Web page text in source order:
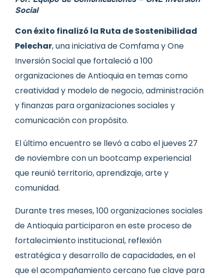
Social
Con éxito finalizó la Ruta de Sostenibilidad
Pelechar, una iniciativa de Comfama y One
Inversión Social que fortaleció a 100
organizaciones de Antioquia en temas como
creatividad y modelo de negocio, administración
y finanzas para organizaciones sociales y
comunicación con propósito.
El último encuentro se llevó a cabo el jueves 27
de noviembre con un bootcamp experiencial
que reunió territorio, aprendizaje, arte y
comunidad.
Durante tres meses, 100 organizaciones sociales
de Antioquia participaron en este proceso de
fortalecimiento institucional, reflexión
estratégica y desarrollo de capacidades, en el
que el acompañamiento cercano fue clave para